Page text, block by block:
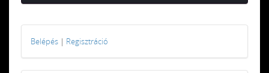
Belépés | Regisztráció